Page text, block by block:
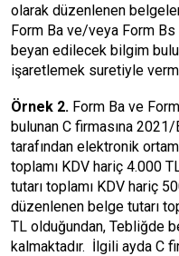
olarak düzenlenen
Form Ba ve/veya Form
beyan edilecek bilgim
işaretlemek suretiyle
Örnek 2. Form Ba ve
bulunan C firmasına
tarafından elektronik
toplamı KDV hariç 4.000
tutarı toplamı KDV hariç
düzenlenen belge tutarı
TL olduğundan, Tebliğde
kalmaktadır. İlgili ayda C